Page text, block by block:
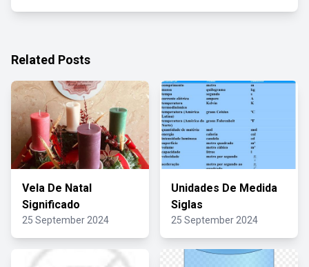
Related Posts
Vela De Natal
Significado
25 September 2024
Unidades De Medida
Siglas
25 September 2024